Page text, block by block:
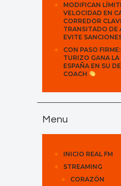
MODIFICAN
VELOCIDAD EN
CORREDOR
TRANSITADO DE
EVITE
CON PASO
TURIZO GANA
ESPAÑA EN SU
COACH
Menu
INICIO REAL FM
STREAMING
CORAZÓN